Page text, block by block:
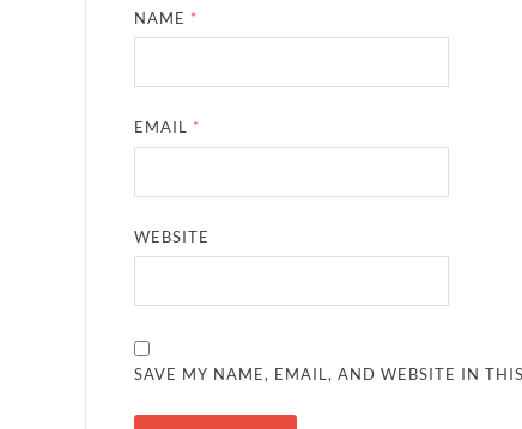
NAME *
EMAIL *
WEBSITE
SAVE MY NAME, EMAIL, AND WEBSITE IN